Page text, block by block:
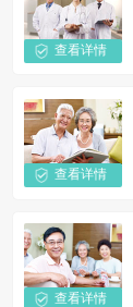
查看详情
查看详情
查看详情